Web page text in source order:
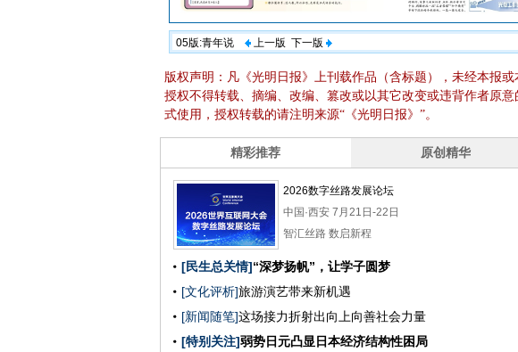
05版:青年说 上一版 下一版
版权声明：凡《光明日报》上刊载作品（含标题），未经本报或
授权不得转载、摘编、改编、篡改或以其它改变或违背作者原意
式使用，授权转载的请注明来源“《光明日报》”。